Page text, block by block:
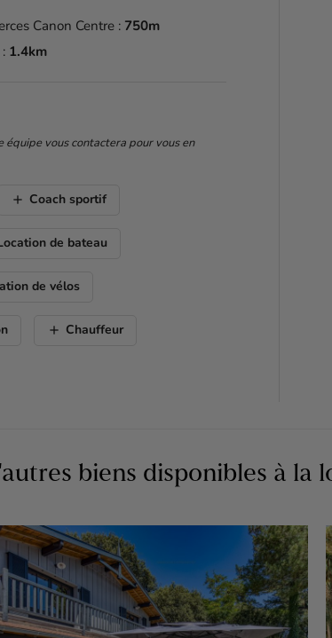
Canon Centre : 750m
1.4km
équipe vous contactera pour vous en
add Coach sportif
Location de bateau
de vélos
add Chauffeur
biens disponibles à la